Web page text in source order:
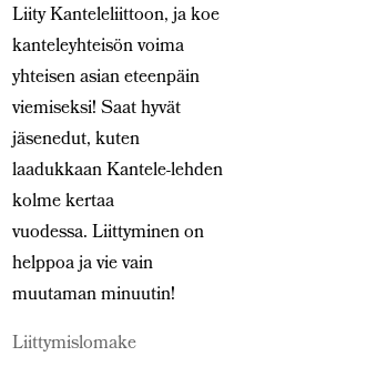
Liity Kanteleliittoon, ja koe
kanteleyhteisön voima
yhteisen asian eteenpäin
viemiseksi! Saat hyvät
jäsenedut, kuten
laadukkaan Kantele-lehden
kolme kertaa
vuodessa. Liittyminen on
helppoa ja vie vain
muutaman minuutin!
Liittymislomake